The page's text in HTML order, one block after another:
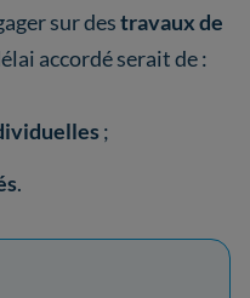
sur destravaux de
accordé serait de :
;
.